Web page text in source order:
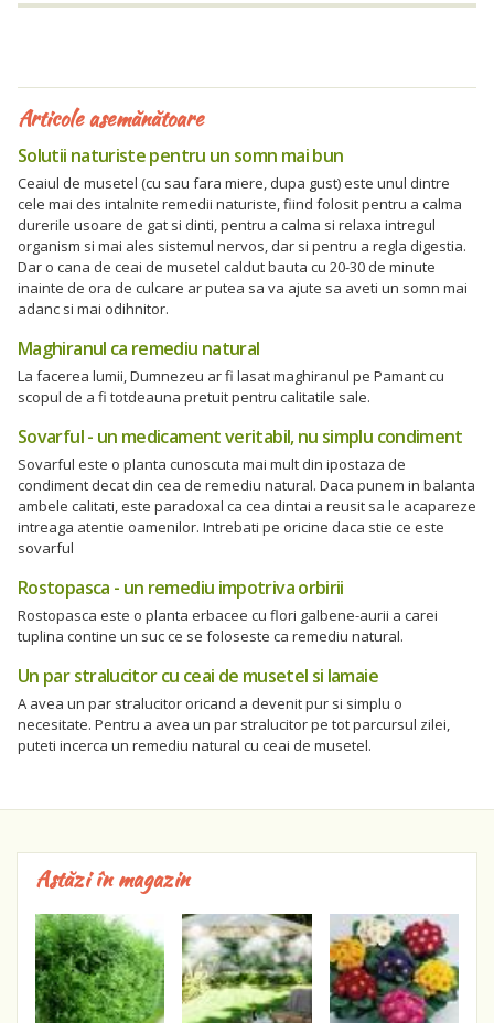
Articole asemănătoare
Solutii naturiste pentru un somn mai bun
Ceaiul de musetel (cu sau fara miere, dupa gust) este unul dintre
cele mai des intalnite remedii naturiste, fiind folosit pentru a calma
durerile usoare de gat si dinti, pentru a calma si relaxa intregul
organism si mai ales sistemul nervos, dar si pentru a regla digestia.
Dar o cana de ceai de musetel caldut bauta cu 20-30 de minute
inainte de ora de culcare ar putea sa va ajute sa aveti un somn mai
adanc si mai odihnitor.
Maghiranul ca remediu natural
La facerea lumii, Dumnezeu ar fi lasat maghiranul pe Pamant cu
scopul de a fi totdeauna pretuit pentru calitatile sale.
Sovarful - un medicament veritabil, nu simplu condiment
Sovarful este o planta cunoscuta mai mult din ipostaza de
condiment decat din cea de remediu natural. Daca punem in balanta
ambele calitati, este paradoxal ca cea dintai a reusit sa le acapareze
intreaga atentie oamenilor. Intrebati pe oricine daca stie ce este
sovarful
Rostopasca - un remediu impotriva orbirii
Rostopasca este o planta erbacee cu flori galbene-aurii a carei
tuplina contine un suc ce se foloseste ca remediu natural.
Un par stralucitor cu ceai de musetel si lamaie
A avea un par stralucitor oricand a devenit pur si simplu o
necesitate. Pentru a avea un par stralucitor pe tot parcursul zilei,
puteti incerca un remediu natural cu ceai de musetel.
Astăzi în magazin